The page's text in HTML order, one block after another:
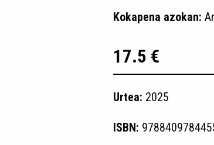
Kokapena azokan:
17.5 €
Urtea: 2025
ISBN: